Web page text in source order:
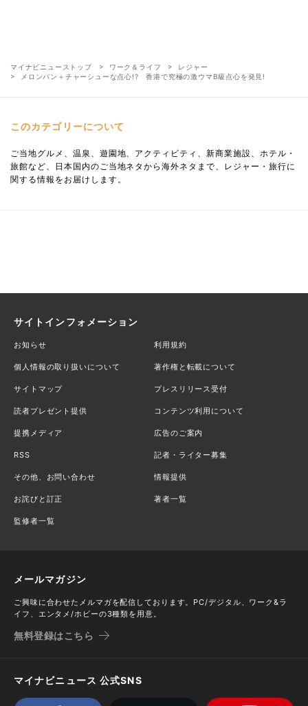
マイナビニューストップ ワーク＆ライフ
レジャー
メロンパン＋チャーシューな点心!? 香港で究極の激ウマB級点心を発見!
このカテゴリーについて
ご当地グルメ、温泉、遊園地、アクティビティ、新商業施設、ホテル・
旅館など、日本国内のご当地ネタから海外ネタまで、レジャー・旅行に
関する情報をお届けします。
サイトインフォメーション
お知らせ 利用規約
個人情報の取り扱いについて 著作権と転載について
サイトマップ プレスリリース受付
読者プレゼント提供 コンテンツ利用について
提携メディア 広告のご案内
RSS 記者・ライター募集
その他、お問い合わせ 情報提供
お詫びと訂正 著者一覧
監修者一覧
メールマガジン
ご興味に合わせたメルマガを配信しております。PC/デジタル、ワーク&ラ
イフ、エンタメ/ホビーの3種類を用意。
無料登録はこちら
マイナビニュース 公式SNS